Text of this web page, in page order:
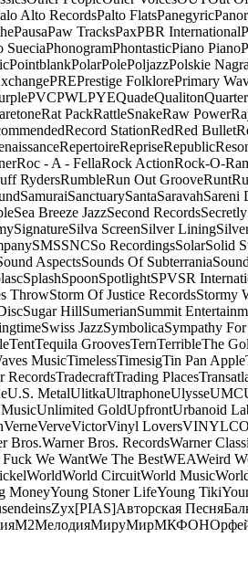
Alto RecordsPalto FlatsPanegyric
PausaPaw TracksPaxPBR International
SueciaPhonogramPhontasticPiano Piano
PointblankPolarPolePoljazzPolskie
PREPrestige FolklorePrimary
PVCPWLPYEQuadeQualiton
Rat PackRattleSnakeRaw Power
Record StationRedRed Bullet
RepertoireRepriseRepublic
Roc - A - FellaRock ActionRock-O-
RydersRumbleRun Out GrooveRunt
SamuraiSanctuarySantaSaravahSareni
Sea Breeze JazzSecond Records
SignatureSilva ScreenSilver Lining
SMSSNCSo RecordingsSolarSolid
AspectsSounds Of Subterrania
SplashSpoonSpotlightSPVSR
ThrowStorm Of Justice RecordsStormy
Sugar HillSumerianSummit
Swiss JazzSymbolicaSympathy
TentTequila GroovesTernTerribleThe
MusicTimelessTimesigTin Pan Apple
RecordsTradecraftTrading Places
U.S. MetalUlitkaUltraphoneUlysseUMC
Unlimited GoldUpfrontUrbanoid
VerneVerveVictorVinyl Lovers
Bros.Warner Bros. RecordsWarner
We WantWe The BestWEAWeird
WorldWorld CircuitWorld Music
MoneyYoung Stoner LifeYoung Tiki
Zyx[PIAS]Авторская Песня
М2МелодияМируМирМКФОН